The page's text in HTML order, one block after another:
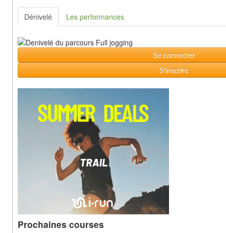
Dénivelé Les performances
Se connecter
S'inscrire
Prochaines courses